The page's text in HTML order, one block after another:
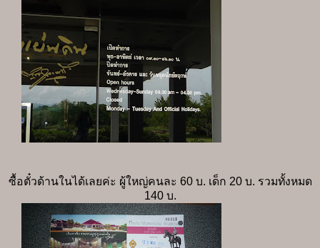
ซื้อตั๋วด้านในได้เลยค่ะ ผู้ใหญ่คนละ 60 บ. เด็ก 20 บ. รวมทั้งหมด
140 บ.